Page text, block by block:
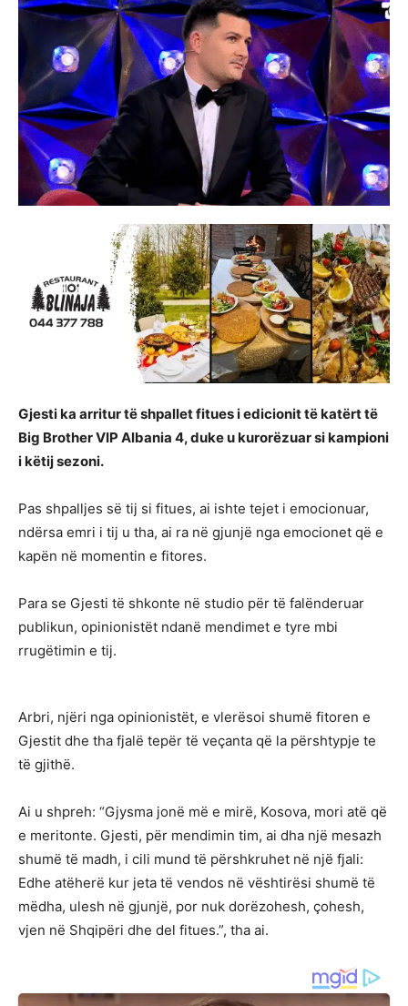
Gjesti ka arritur të shpallet fitues i edicionit të katërt të
Big Brother VIP Albania 4, duke u kurorëzuar si kampioni
i këtij sezoni.
Pas shpalljes së tij si fitues, ai ishte tejet i emocionuar,
ndërsa emri i tij u tha, ai ra në gjunjë nga emocionet që e
kapën në momentin e fitores.
Para se Gjesti të shkonte në studio për të falënderuar
publikun, opinionistët ndanë mendimet e tyre mbi
rrugëtimin e tij.
Arbri, njëri nga opinionistët, e vlerësoi shumë fitoren e
Gjestit dhe tha fjalë tepër të veçanta që la përshtypje te
të gjithë.
Ai u shpreh: “Gjysma jonë më e mirë, Kosova, mori atë që
e meritonte. Gjesti, për mendimin tim, ai dha një mesazh
shumë të madh, i cili mund të përshkruhet në një fjali:
Edhe atëherë kur jeta të vendos në vështirësi shumë të
mëdha, ulesh në gjunjë, por nuk dorëzohesh, çohesh,
vjen në Shqipëri dhe del fitues.”, tha ai.